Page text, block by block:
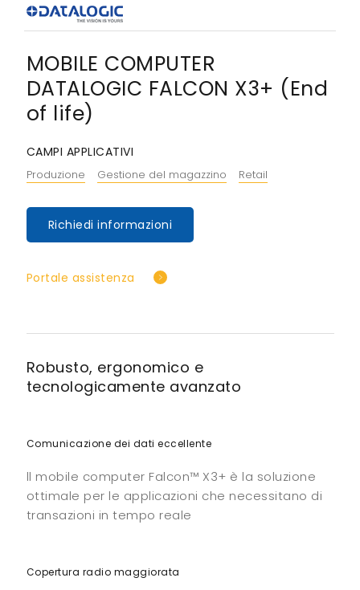
MOBILE COMPUTER
DATALOGIC FALCON X3+ (End
of life)
CAMPI APPLICATIVI
Produzione Gestione del magazzino Retail
Richiedi informazioni
Portale assistenza
Robusto, ergonomico e
tecnologicamente avanzato
Comunicazione dei dati eccellente
ll mobile computer Falcon™ X3+ è la soluzione
ottimale per le applicazioni che necessitano di
transazioni in tempo reale
Copertura radio maggiorata